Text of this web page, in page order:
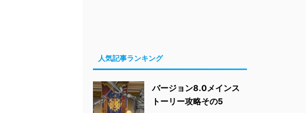
人気記事ランキング
バージョン8.0メインス
トーリー攻略その5